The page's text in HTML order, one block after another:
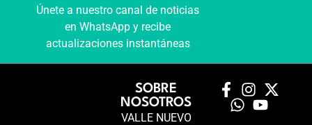
Únete a nuestro canal de noticias
en WhatsApp y recibe
actualizaciones instantáneas
SOBRE
NOSOTROS
VALLE NUEVO